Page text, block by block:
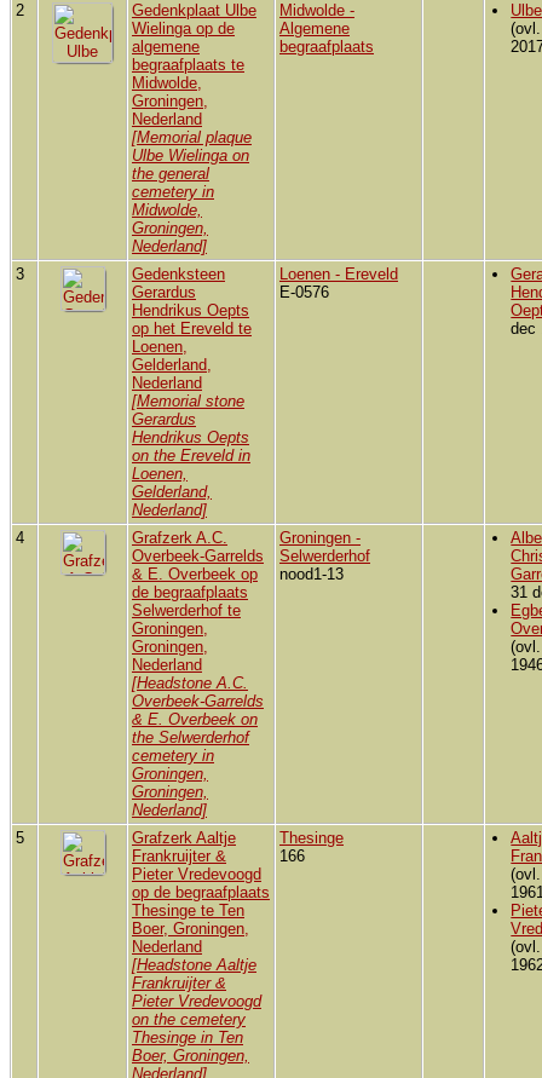
2
Gedenkplaat Ulbe
Wielinga op de
algemene
begraafplaats te
Midwolde,
Groningen,
Nederland
[Memorial plaque
Ulbe Wielinga on
the general
cemetery in
Midwolde,
Groningen,
Nederland]
Midwolde -
Algemene
begraafplaats
3
Gedenksteen
Gerardus
Hendrikus Oepts
op het Ereveld te
Loenen,
Gelderland,
Nederland
[Memorial stone
Gerardus
Hendrikus Oepts
on the Ereveld in
Loenen,
Gelderland,
Nederland]
Loenen - Ereveld
E-0576
dec
4
Grafzerk A.C.
Overbeek-Garrelds
& E. Overbeek op
de begraafplaats
Selwerderhof te
Groningen,
Groningen,
Nederland
[Headstone A.C.
Overbeek-Garrelds
& E. Overbeek on
the Selwerderhof
cemetery in
Groningen,
Groningen,
Nederland]
Groningen -
Selwerderhof
nood1-13
31
5
Grafzerk Aaltje
Frankruijter &
Pieter Vredevoogd
op de begraafplaats
Thesinge te Ten
Boer, Groningen,
Nederland
[Headstone Aaltje
Frankruijter &
Pieter Vredevoogd
on the cemetery
Thesinge in Ten
Boer, Groningen,
Nederland]
Thesinge
166